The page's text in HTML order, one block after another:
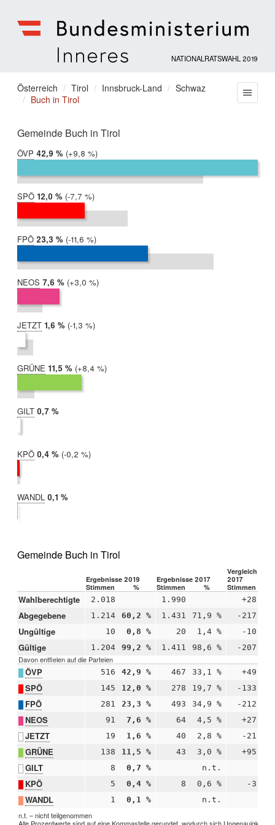
für
Inneres
NATIONALRATSWAHL 2019
Sie
befinden
hier:
Österreich Tirol Innsbruck-Land
Schwaz
Buch in Tirol
Gemeinde Buch in Tirol
ÖVP 2019:
42,9 %
2017:
33,1 %
Differenz:
+9,8 %
SPÖ 2019:
12,0 %
2017:
19,7 %
Differenz:
-7,7 %
FPÖ 2019:
23,3 %
2017:
34,9 %
Differenz:
-11,6 %
NEOS 2019:
7,6 %
2017:
4,5 %
Differenz:
+3,0 %
JETZT 2019:
1,6 %
2017:
2,8 %
Differenz:
-1,3 %
GRÜNE 2019:
11,5 %
2017:
3,0 %
Differenz:
+8,4 %
GILT 2019:
0,7 %
KPÖ 2019:
0,4 %
2017:
0,6 %
Differenz:
-0,2 %
WANDL 2019:
0,1 %
Gemeinde Buch in Tirol
Ergebnisse 2019 Ergebnisse 2017
Vergleich
2017
Stimmen
% Stimmen % Stimmen
Wahlberechtigte 2.018 1.990 +28
Abgegebene 1.214 60,2 % 1.431 71,9 % -217
Ungültige 10 0,8 % 20 1,4 % -10
Gültige 1.204 99,2 % 1.411 98,6 % -207
Davon entfielen auf die Parteien
ÖVP 516 42,9 % 467 33,1 % +49
SPÖ 145 12,0 % 278 19,7 % -133
FPÖ 281 23,3 % 493 34,9 % -212
NEOS 91 7,6 % 64 4,5 % +27
JETZT 19 1,6 % 40 2,8 % -21
GRÜNE 138 11,5 % 43 3,0 % +95
GILT 8 0,7 % n.t.
KPÖ 5 0,4 % 8 0,6 % -3
WANDL 1 0,1 % n.t.
n.t. – nicht teilgenommen